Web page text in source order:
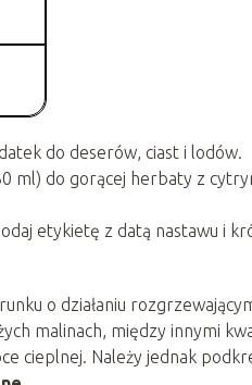
do deserów, ciast i lodów.
ml) do gorącej herbaty z
etykietę z datą nastawu i
o działaniu
malinach, między innymi
cieplnej. Należy jednak